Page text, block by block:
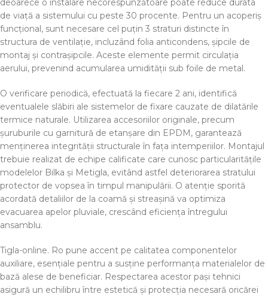
deoarece o instalare necorespunzătoare poate reduce durata
de viață a sistemului cu peste 30 procente. Pentru un acoperiș
funcțional, sunt necesare cel puțin 3 straturi distincte în
structura de ventilație, incluzând folia anticondens, șipcile de
montaj și contrașipcile. Aceste elemente permit circulația
aerului, prevenind acumularea umidității sub foile de metal.
O verificare periodică, efectuată la fiecare 2 ani, identifică
eventualele slăbiri ale sistemelor de fixare cauzate de dilatările
termice naturale. Utilizarea accesoriilor originale, precum
șuruburile cu garnitură de etanșare din EPDM, garantează
menținerea integrității structurale în fața intemperiilor. Montajul
trebuie realizat de echipe calificate care cunosc particularitățile
modelelor Bilka și Metigla, evitând astfel deteriorarea stratului
protector de vopsea în timpul manipulării. O atenție sporită
acordată detaliilor de la coamă și streașină va optimiza
evacuarea apelor pluviale, crescând eficiența întregului
ansamblu.
Tigla-online. Ro pune accent pe calitatea componentelor
auxiliare, esențiale pentru a susține performanța materialelor de
bază alese de beneficiar. Respectarea acestor pași tehnici
asigură un echilibru între estetică și protecția necesară oricărei